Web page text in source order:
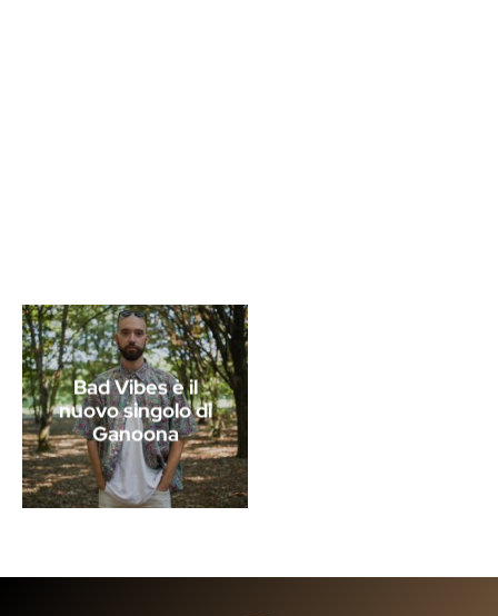
Bad Vibes è il
nuovo singolo di
Ganoona